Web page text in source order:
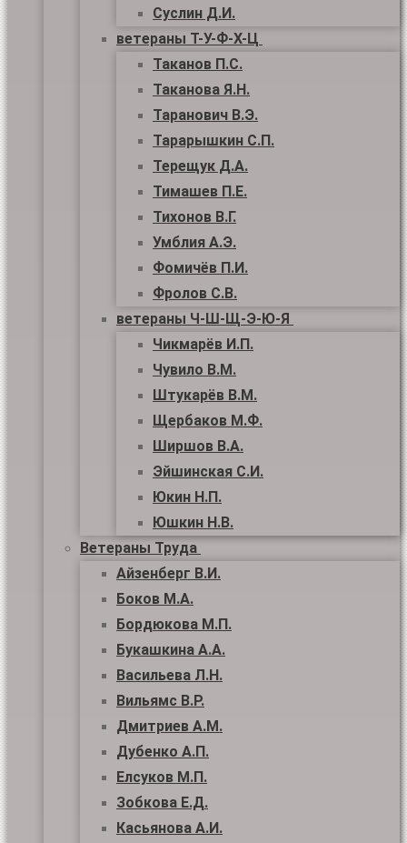
Суслин Д.И.
ветераны Т-У-Ф-Х-Ц
Таканов П.С.
Таканова Я.Н.
Таранович В.Э.
Тарарышкин С.П.
Терещук Д.А.
Тимашев П.Е.
Тихонов В.Г.
Умблия А.Э.
Фомичёв П.И.
Фролов С.В.
ветераны Ч-Ш-Щ-Э-Ю-Я
Чикмарёв И.П.
Чувило В.М.
Штукарёв В.М.
Щербаков М.Ф.
Ширшов В.А.
Эйшинская С.И.
Юкин Н.П.
Юшкин Н.В.
Ветераны Труда
Айзенберг В.И.
Боков М.А.
Бордюкова М.П.
Букашкина А.А.
Васильева Л.Н.
Вильямс В.Р.
Дмитриев А.М.
Дубенко А.П.
Елсуков М.П.
Зобкова Е.Д.
Касьянова А.И.